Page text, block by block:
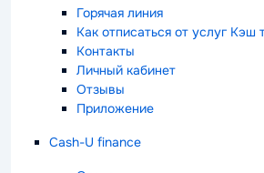
Горячая линия
Как отписаться от услуг Кэш
Контакты
Личный кабинет
Отзывы
Приложение
Cash-U finance